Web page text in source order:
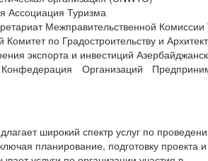
Ассоциация Туризма
Межправительственной
Комитет по Градостроительству и
экспорта и инвестиций
Организаций
широкий спектр услуг по
планирование, подготовку проекта и